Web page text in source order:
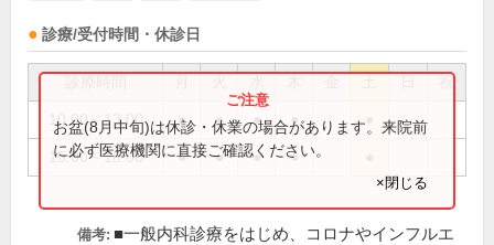
診療/受付時間・休診日
祝
10:00～13:00 ● ● ● ●
15:00～18:00 ● ● ● ●
お盆(8月中旬)は休診・休業の場合があります。来院前
に必ず医療機関に直接ご確認ください。
×閉じる
備考: ■一般内科診療をはじめ、コロナやインフルエ